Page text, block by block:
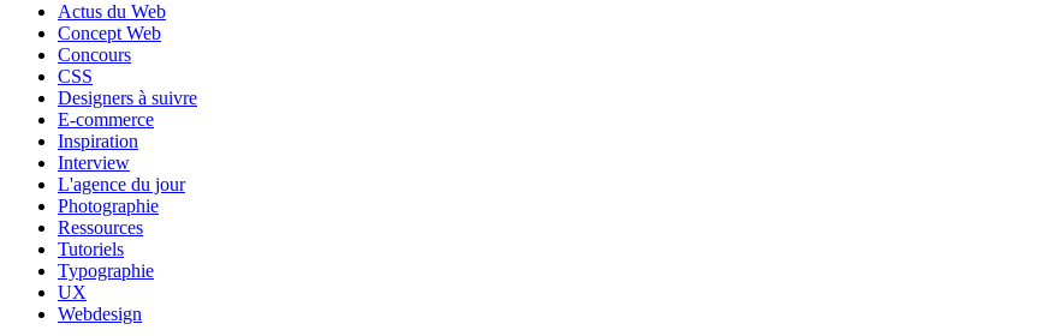
Actus du Web
Concept Web
Concours
CSS
Designers à suivre
E-commerce
Inspiration
Interview
L'agence du jour
Photographie
Ressources
Tutoriels
Typographie
UX
Webdesign